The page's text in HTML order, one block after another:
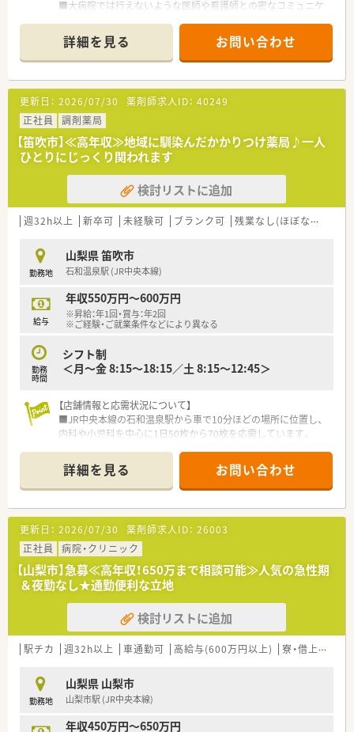
■大病院では行えないような医師や看護師との密なコミュニケ
可能です。
■電子カルテ、オーダリングシステム導入済みです。
■ママさん薬剤師に優しい産休・育休実績多数。お子様の学校行
事でのお休みはご相談ください。
■マイカー通勤をご希望される場合、駐車場はご自身での確保が
必要となります。
≪業務内容≫
■院内調剤（入院・一部外来）・監査
■服薬指導
■薬歴管理（電子）
■ＤＩ業務 など
※病院調剤未経験の方でもわかりやすくご指導いただけます。
■入院患者様の調剤、監査メインのお仕事となります。
■注射混注業務、病棟業務など経験やご希望により携わることも
可能です。
詳細を見る お問い合わせ
更新日： 2026/07/30 薬剤師求人ID： 40249
正社員
調剤薬局
【笛吹市】≪高年収≫地域に馴染んだかかりつけ薬局♪一人
ひとりにじっくり関われます
検討リストに追加
週32h以上 新卒可 未経験可 ブランク可 残業なし(ほぼなし含む)
勤務地
山梨県 笛吹市
石和温泉駅 (JR中央本線)
給与
年収550万円～600万円
※昇給：年1回・賞与：年2回
※ご経験・ご就業条件などにより異なる
勤務
時間
シフト制
＜月～金 8:15～18:15／土 8:15～12:45＞
【店舗情報と応需状況について】
■JR中央本線の石和温泉駅から車で10分ほどの場所に位置し、
内科や小児科を中心に1日50枚から70枚を応需しています。
ってスムーズに業務を進められる体制です。
■800品目の医薬品を取り扱っており、地域のお子様から高齢者
まで幅広く対応しています。
【法人特徴について】
■山梨県を中心に12店舗を展開しており、地域住民に寄り添う
「かかりつけ薬局」として在宅医療にも注力している法人です。
■「全店舗で薬剤師を常時5名体制にする」などの手厚い人員配
置を理想とし、従業員の負担を軽減する経営を実践しています。
■カフェ併設型の店舗を運営するなど、患者様が気軽に健康相談
へ立ち寄れるような地域交流の場づくりにも積極的に取り組ん
■ICT化により薬歴作成などの事務作業が効率化されているた
め、患者様との対話の時間をしっかりと確保できるのが喜びで
【勤務実態について】
■残業は月平均で5時間から10時間程度と極めて少なく、終業後
の時間を家族との団らんや趣味に充てることが十分に可能で
詳細を見る お問い合わせ
更新日： 2026/07/30 薬剤師求人ID： 26003
正社員
病院・クリニック
【山梨市】急募≪高年収！650万まで相談可能≫人気の急性期
＆夜勤なし★通勤便利な立地
検討リストに追加
駅チカ 週32h以上 車通勤可 高給与(600万円以上) 寮・借上社宅あり
勤務地
山梨県 山梨市
山梨市駅 (JR中央本線)
年収450万円～650万円